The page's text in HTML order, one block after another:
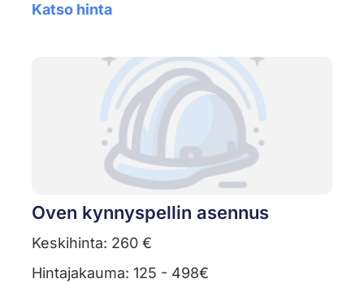
Katso hinta
Oven kynnyspellin asennus
Keskihinta: 260 €
Hintajakauma: 125 - 498€